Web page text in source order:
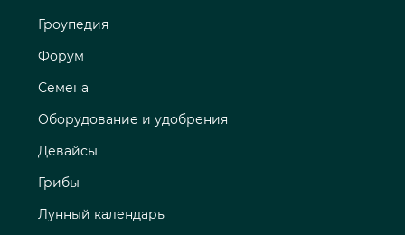
Гроупедия
Форум
Семена
Оборудование и удобрения
Девайсы
Грибы
Лунный календарь